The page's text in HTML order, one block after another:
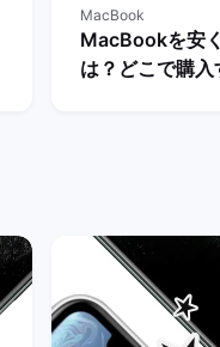
MacBook
MacBookを安
は？どこで購入